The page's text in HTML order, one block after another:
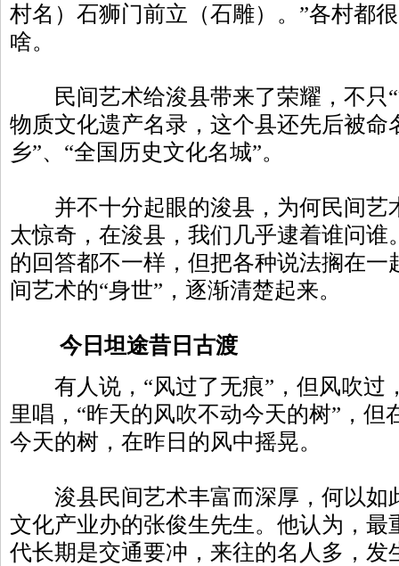
村名）石狮门前立（石雕）。”各村都
啥。
民间艺术给浚县带来了荣耀，不只“
物质文化遗产名录，这个县还先后被命
乡”、“全国历史文化名城”。
并不十分起眼的浚县，为何民间艺
太惊奇，在浚县，我们几乎逮着谁问谁
的回答都不一样，但把各种说法搁在一
间艺术的“身世”，逐渐清楚起来。
今日坦途昔日古渡
有人说，“风过了无痕”，但风吹过
里唱，“昨天的风吹不动今天的树”，但
今天的树，在昨日的风中摇晃。
浚县民间艺术丰富而深厚，何以如
文化产业办的张俊生先生。他认为，最
代长期是交通要冲，来往的名人多，发